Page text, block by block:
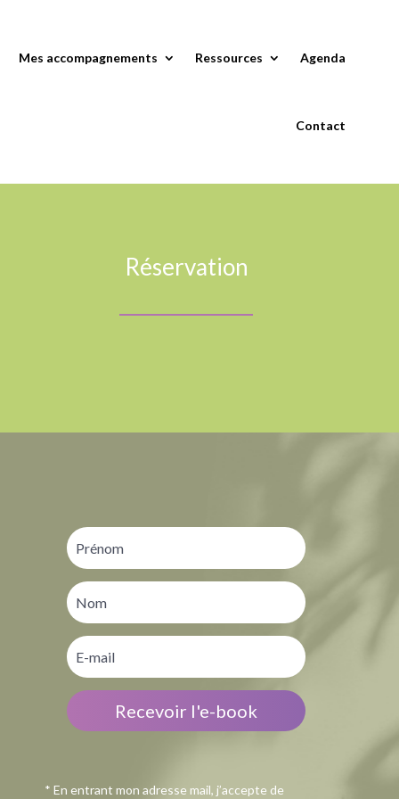
Mes accompagnements Ressources Agenda
Contact
Réservation
Recevoir l'e-book
* En entrant mon adresse mail, j’accepte de